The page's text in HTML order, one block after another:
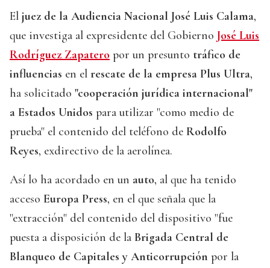
El juez de la Audiencia Nacional José Luis Calama,
que investiga al expresidente del Gobierno José Luis
Rodríguez Zapatero por un presunto tráfico de
influencias en el rescate de la empresa Plus Ultra,
ha solicitado "cooperación jurídica internacional"
a Estados Unidos para utilizar "como medio de
prueba" el contenido del teléfono de Rodolfo
Reyes, exdirectivo de la aerolínea.
Así lo ha acordado en un auto, al que ha tenido
acceso Europa Press, en el que señala que la
"extracción" del contenido del dispositivo "fue
puesta a disposición de la Brigada Central de
Blanqueo de Capitales y Anticorrupción por la